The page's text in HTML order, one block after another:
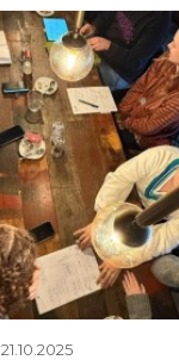
21.10.2025